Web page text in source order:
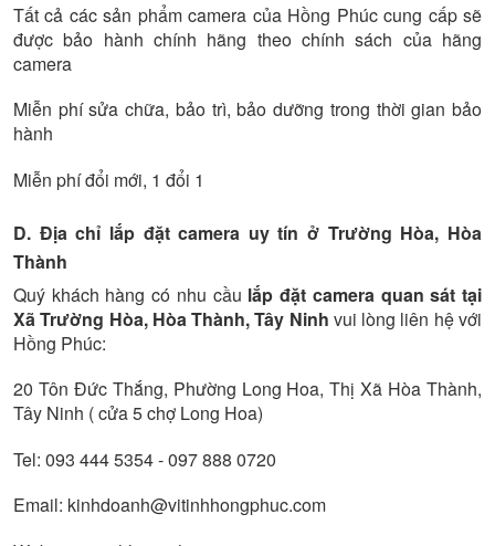
Tất cả các sản phẩm camera của Hồng Phúc cung cấp sẽ
được bảo hành chính hãng theo chính sách của hãng
camera
Miễn phí sửa chữa, bảo trì, bảo dưỡng trong thời gian bảo
hành
Miễn phí đổi mới, 1 đổi 1
D. Địa chỉ lắp đặt camera uy tín ở Trường Hòa, Hòa
Thành
Quý khách hàng có nhu cầu lắp đặt camera quan sát tại
Xã Trường Hòa, Hòa Thành, Tây Ninh vui lòng liên hệ với
Hồng Phúc:
20 Tôn Đức Thắng, Phường Long Hoa, Thị Xã Hòa Thành,
Tây Ninh ( cửa 5 chợ Long Hoa)
Tel: 093 444 5354 - 097 888 0720
Email: kinhdoanh@vitinhhongphuc.com